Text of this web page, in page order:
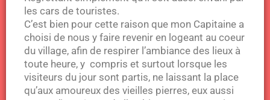
les cars de touristes.
C’est bien pour cette raison que mon Capitaine a
choisi de nous y faire revenir en logeant au coeur
du village, afin de respirer l’ambiance des lieux à
toute heure, y compris et surtout lorsque les
visiteurs du jour sont partis, ne laissant la place
qu’aux amoureux des vieilles pierres, eux aussi